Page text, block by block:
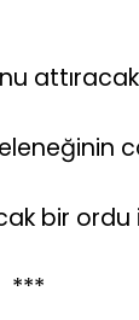
bir ordu
***